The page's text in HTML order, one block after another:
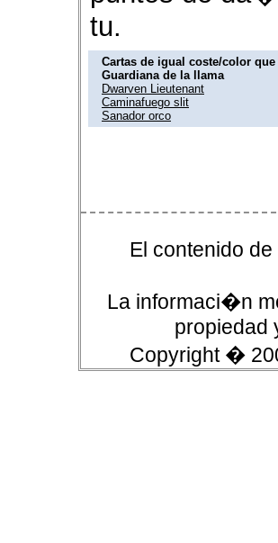
tu.
Cartas de igual coste/color que
Guardiana de la llama
Dwarven Lieutenant
Caminafuego slit
Sanador orco
El contenido
La informaci�n
propiedad
Copyright �